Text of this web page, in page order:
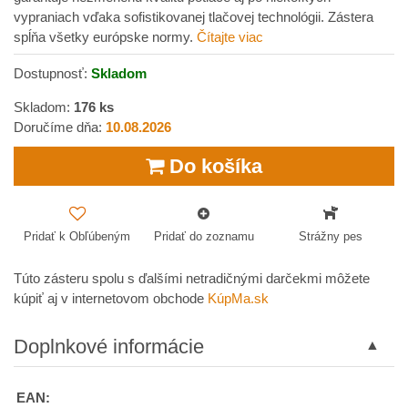
vypraniach vďaka sofistikovanej tlačovej technológii. Zástera
spĺňa všetky európske normy. Čítajte viac
Dostupnosť: Skladom
Skladom: 176 ks
Doručíme dňa: 10.08.2026
Do košíka
Pridať k Obľúbeným Pridať do zoznamu Strážny pes
Túto zásteru spolu s ďalšími netradičnými darčekmi môžete
kúpiť aj v internetovom obchode KúpMa.sk
Doplnkové informácie
EAN: